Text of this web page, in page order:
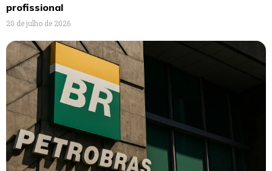
profissional
20 de julho de 2026